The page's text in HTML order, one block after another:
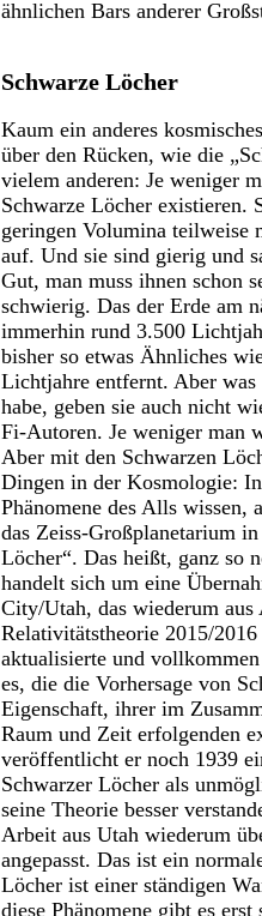
ähnlichen Bars anderer
Schwarze Löcher
Kaum ein anderes
über den Rücken, wie die
vielem anderen: Je weniger
Schwarze Löcher existieren.
geringen Volumina teilweise
auf. Und sie sind gierig und
Gut, man muss ihnen schon
schwierig. Das der Erde am
immerhin rund 3.500
bisher so etwas Ähnliches
Lichtjahre entfernt. Aber
habe, geben sie auch nicht
Fi-Autoren. Je weniger man
Aber mit den Schwarzen
Dingen in der Kosmologie:
Phänomene des Alls
das Zeiss-Großplanetarium
Löcher“. Das heißt, ganz so
handelt sich um eine
City/Utah, das wiederum aus
Relativitätstheorie 2015/
aktualisierte und
es, die die Vorhersage von
Eigenschaft, ihrer im
Raum und Zeit erfolgenden
veröffentlicht er noch 1939
Schwarzer Löcher als
seine Theorie besser
Arbeit aus Utah wiederum
angepasst. Das ist ein
Löcher ist einer ständigen
diese Phänomene gibt es